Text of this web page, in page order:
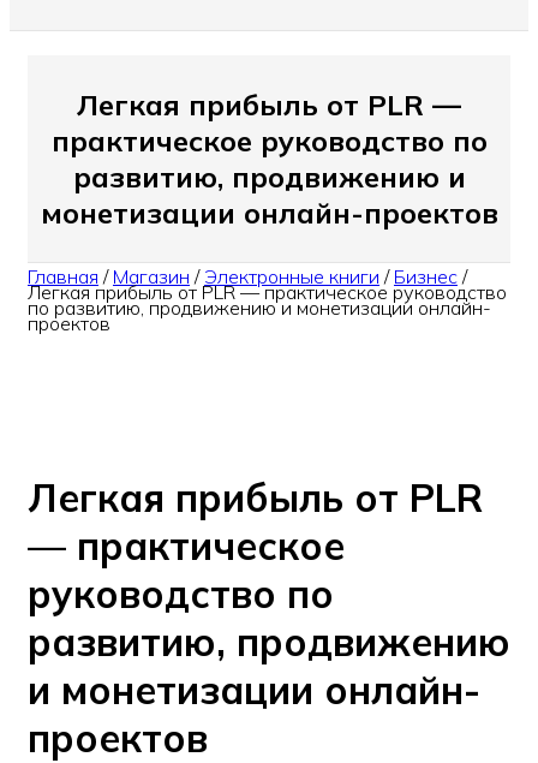
Легкая прибыль от PLR —
практическое руководство по
развитию, продвижению и
монетизации онлайн-проектов
Главная / Магазин / Электронные книги / Бизнес /
Легкая прибыль от PLR — практическое руководство
по развитию, продвижению и монетизации онлайн-
проектов
Легкая прибыль от PLR
— практическое
руководство по
развитию, продвижению
и монетизации онлайн-
проектов